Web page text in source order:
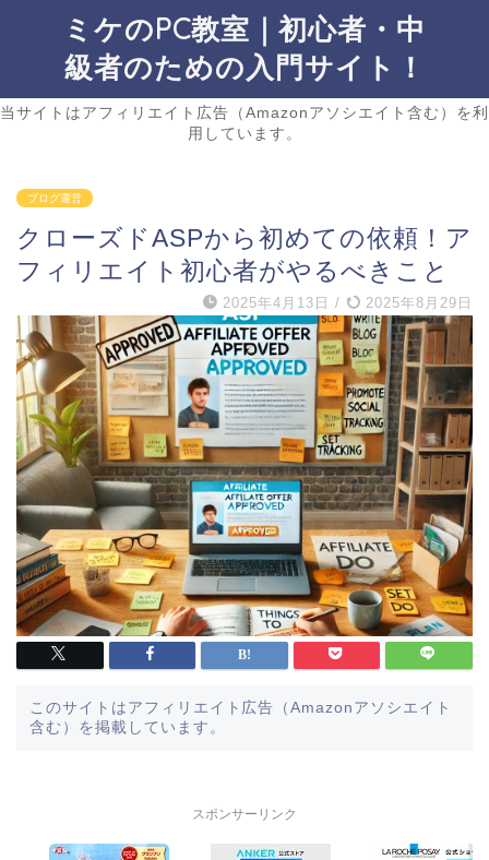
ミケのPC教室｜初心者・中
級者のための入門サイト！
当サイトはアフィリエイト広告（Amazonアソシエイト含む）を利
用しています。
ブログ運営
クローズドASPから初めての依頼！ア
フィリエイト初心者がやるべきこと
2025年4月13日 / 2025年8月29日
このサイトはアフィリエイト広告（Amazonアソシエイト
含む）を掲載しています。
スポンサーリンク